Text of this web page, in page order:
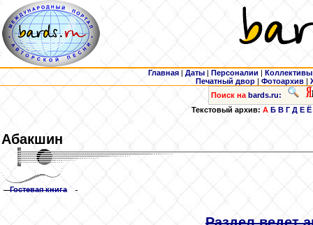
Главная | Даты | Персоналии | Коллективы
Печатный двор |Фотоархив |
Поиск на bards.ru:
Текстовый архив:А Б В Г Д Е Ё
Абакшин
Гостевая книга
Раздел ведет